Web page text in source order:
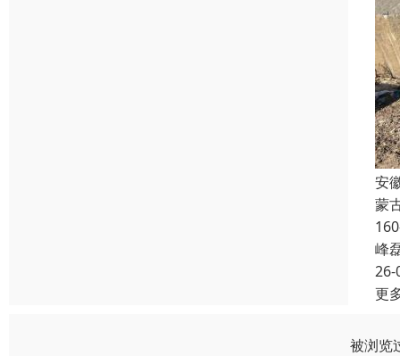
安
蒙
峰
26-
更
被浏览